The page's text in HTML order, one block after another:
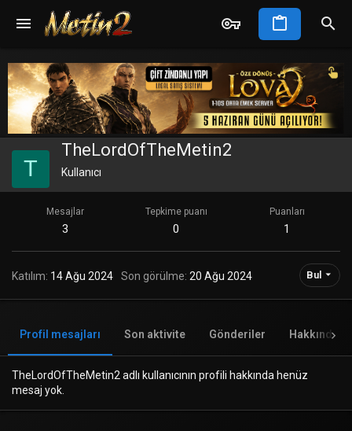
T
TheLordOfTheMetin2
Kullanıcı
Mesajlar
3
Tepkime puanı
0
Puanları
1
Katılım 14 Ağu 2024 Son görülme 20 Ağu 2024 Bul
Profil mesajları Son aktivite Gönderiler Hakkında
TheLordOfTheMetin2 adlı kullanıcının profili hakkında henüz
mesaj yok.